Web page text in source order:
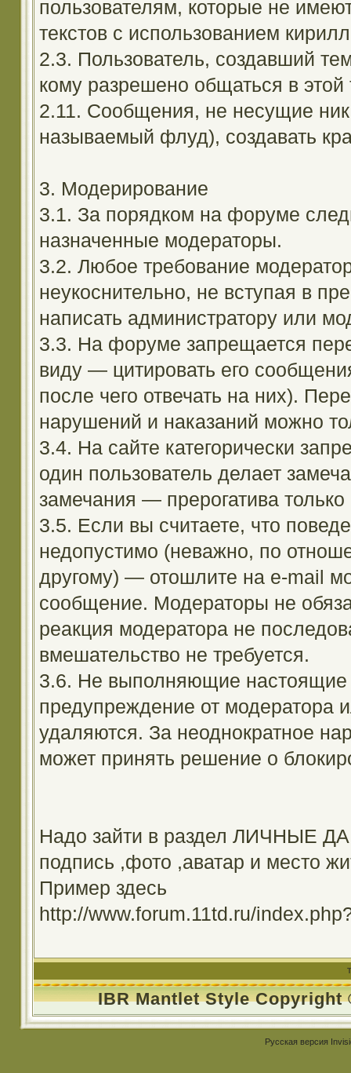
пользователям, которые не
текстов с использованием
2.3. Пользователь, создавший
кому разрешено общаться в
2.11. Сообщения, не несущие
называемый флуд), создавать
3. Модерирование
3.1. За порядком на форуме
назначенные модераторы.
3.2. Любое требование
неукоснительно, не вступая в
написать администратору или
3.3. На форуме запрещается
виду — цитировать его
после чего отвечать на них).
нарушений и наказаний можно
3.4. На сайте категорически
один пользователь делает
замечания — прерогатива
3.5. Если вы считаете, что
недопустимо (неважно, по
другому) — отошлите на e-mail
сообщение. Модераторы не
реакция модератора не
вмешательство не требуется.
3.6. Не выполняющие настоящие
предупреждение от модератора
удаляются. За неоднократное
может принять решение о
Надо зайти в раздел ЛИЧНЫЕ
подпись ,фото ,аватар и место
Пример здесь
http://www.forum.11td.ru/
IBR Mantlet Style Copyright
Русская версия